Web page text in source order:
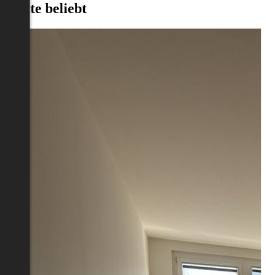
Heute beliebt